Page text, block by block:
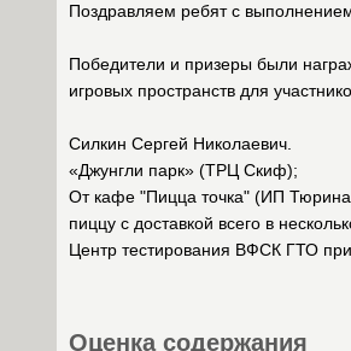
Поздравляем ребят с
Победители и призеры были
игровых пространств для
Силкин Сергей Николаевич.
«Джунгли парк» (ТРЦ Скиф);
От кафе "Пицца точка" (ИП Тюрина
пиццу с доставкой всего в
Центр тестирования ВФСК ГТО
Оценка содержания